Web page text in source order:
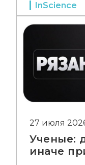
InScience
27 июля
Ученые:
иначе